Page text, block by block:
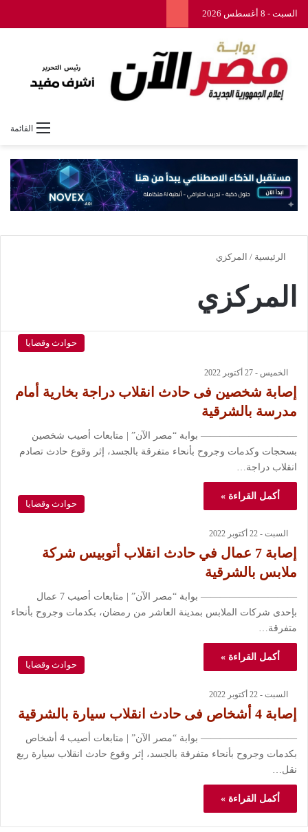
السبت - 8 أغسطس 2026
القائمة
الرئيسية / المركزي
المركزي
حوادث وقضايا
الخميس - 27 أكتوبر 2022
إصابة شخصين فى حادث انقلاب دراجة بخارية أمام
مدرسة بالشرقية
—————————— بوابة “مصر الآن” | متابعات أصيب شخصين
بسحجات وكدمات وجروح بأنحاء متفرقة بالجسد، إثر وقوع حادث تصادم
انقلاب دراجة…
أكمل القراءة »
حوادث وقضايا
السبت - 22 أكتوبر 2022
إصابة 7 عمال في حادث انقلاب أتوبيس شركة
ملابس بالشرقية
—————————— بوابة “مصر الآن” | متابعات أصيب 7 عمال
بإحدى شركات الملابس بمدينة العاشر من رمضان، بكدمات وجروح بأنحاء
متفرقة…
أكمل القراءة »
حوادث وقضايا
السبت - 22 أكتوبر 2022
إصابة 4 أشخاص فى حادث انقلاب سيارة بالشرقية
—————————— بوابة “مصر الآن” | متابعات أصيب 4 أشخاص
بكدمات وجروح بأنحاء متفرقة بالجسد، إثر وقوع حادث انقلاب سيارة ربع
نقل…
أكمل القراءة »